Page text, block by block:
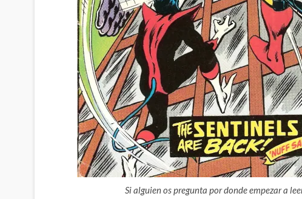
Si alguien os pregunta por donde empezar a